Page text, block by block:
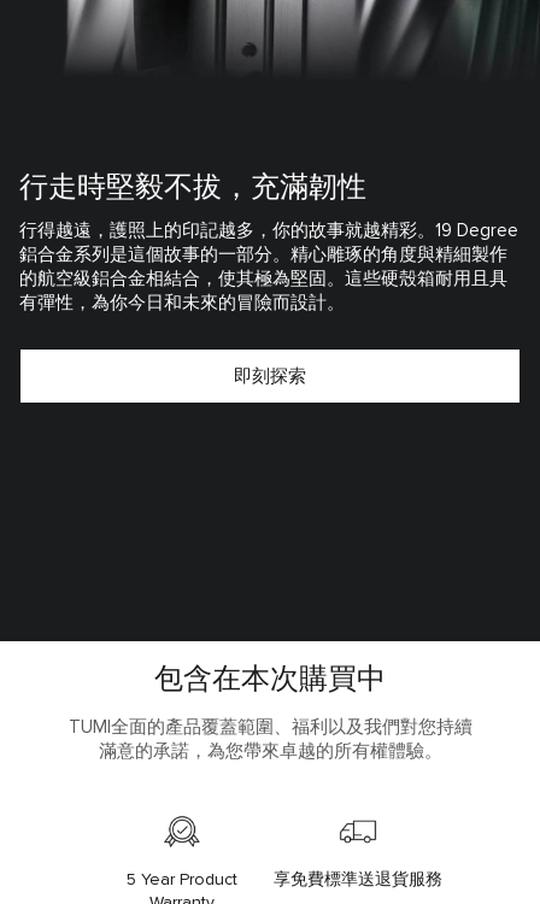
行走時堅毅不拔，充滿韌性
行得越遠，護照上的印記越多，你的故事就越精彩。19 Degree
鋁合金系列是這個故事的一部分。精心雕琢的角度與精細製作
的航空級鋁合金相結合，使其極為堅固。這些硬殼箱耐用且具
有彈性，為你今日和未來的冒險而設計。
即刻探索
包含在本次購買中
TUMI全面的產品覆蓋範圍、福利以及我們對您持續
滿意的承諾，為您帶來卓越的所有權體驗。
5 Year Product
享免費標準送退貨服務